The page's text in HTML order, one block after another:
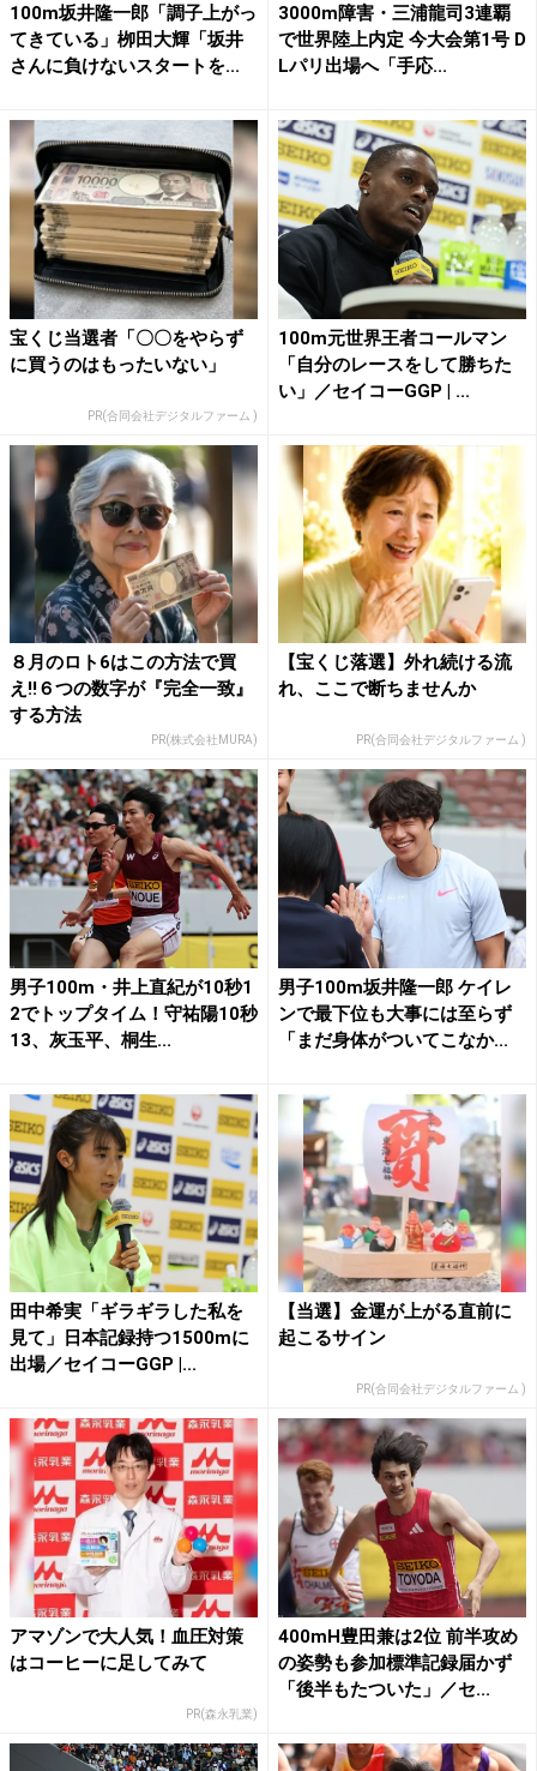
100m坂井隆一郎「調子上がっ
てきている」栁田大輝「坂井
さんに負けないスタートを...
3000m障害・三浦龍司3連覇
で世界陸上内定 今大会第1号 D
Lパリ出場へ「手応...
宝くじ当選者「〇〇をやらず
に買うのはもったいない」
PR(合同会社デジタルファーム )
100m元世界王者コールマン
「自分のレースをして勝ちた
い」／セイコーGGP | ...
８月のロト6はこの方法で買
え!!６つの数字が『完全一致』
する方法
PR(株式会社MURA)
【宝くじ落選】外れ続ける流
れ、ここで断ちませんか
PR(合同会社デジタルファーム )
男子100m・井上直紀が10秒1
2でトップタイム！守祐陽10秒
13、灰玉平、桐生...
男子100m坂井隆一郎 ケイレ
ンで最下位も大事には至らず
「まだ身体がついてこなか...
田中希実「ギラギラした私を
見て」日本記録持つ1500mに
出場／セイコーGGP |...
【当選】金運が上がる直前に
起こるサイン
PR(合同会社デジタルファーム )
アマゾンで大人気！血圧対策
はコーヒーに足してみて
PR(森永乳業)
400mH豊田兼は2位 前半攻め
の姿勢も参加標準記録届かず
「後半もたついた」／セ...